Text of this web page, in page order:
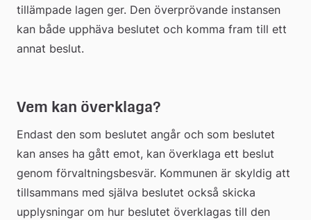
tillämpade lagen ger. Den överprövande instansen
kan både upphäva beslutet och komma fram till ett
annat beslut.
Vem kan överklaga?
Endast den som beslutet angår och som beslutet
kan anses ha gått emot, kan överklaga ett beslut
genom förvaltningsbesvär. Kommunen är skyldig att
tillsammans med själva beslutet också skicka
upplysningar om hur beslutet överklagas till den